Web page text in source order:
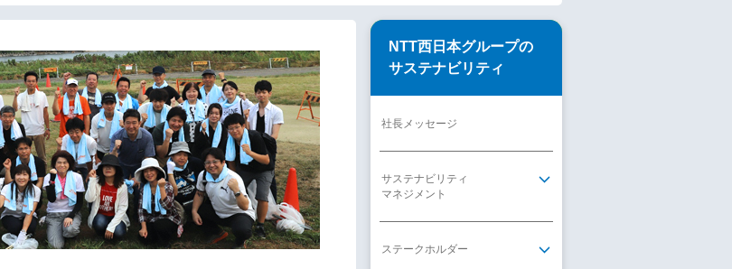
NTT西日本グループの
サステナビリティ
社長メッセージ
サステナビリティ
マネジメント
ステークホルダー